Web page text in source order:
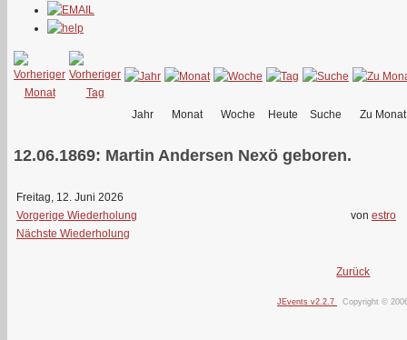
Jahr Monat Woche Heute Suche Zu Monat
12.06.1869: Martin Andersen Nexö geboren.
Freitag, 12. Juni 2026
Vorgerige Wiederholung
Nächste Wiederholung
von estro
Zurück
JEvents v2.2.7 Copyright ©